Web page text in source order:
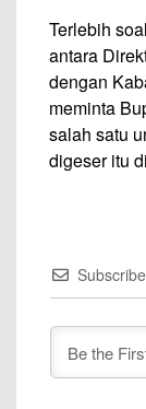
Terlebih
antara
dengan
meminta
salah satu
digeser itu
Subscribe